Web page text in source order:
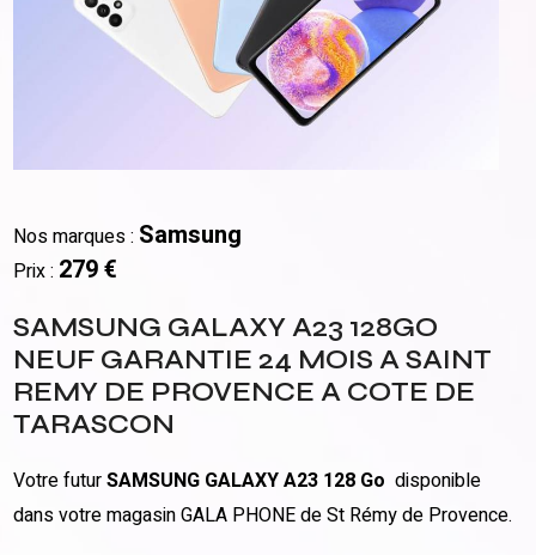
Nos marques : Samsung
Prix : 279 €
SAMSUNG GALAXY A23 128GO
NEUF GARANTIE 24 MOIS A SAINT
REMY DE PROVENCE A COTE DE
TARASCON
Votre futurSAMSUNG GALAXY A23 128 Go disponible
dans votre magasin GALA PHONE de St Rémy de Provence.